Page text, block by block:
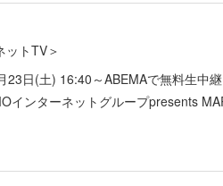
ットTV＞
23日(土) 16:40～ABEMAで無料生中継
インターネットグループpresents